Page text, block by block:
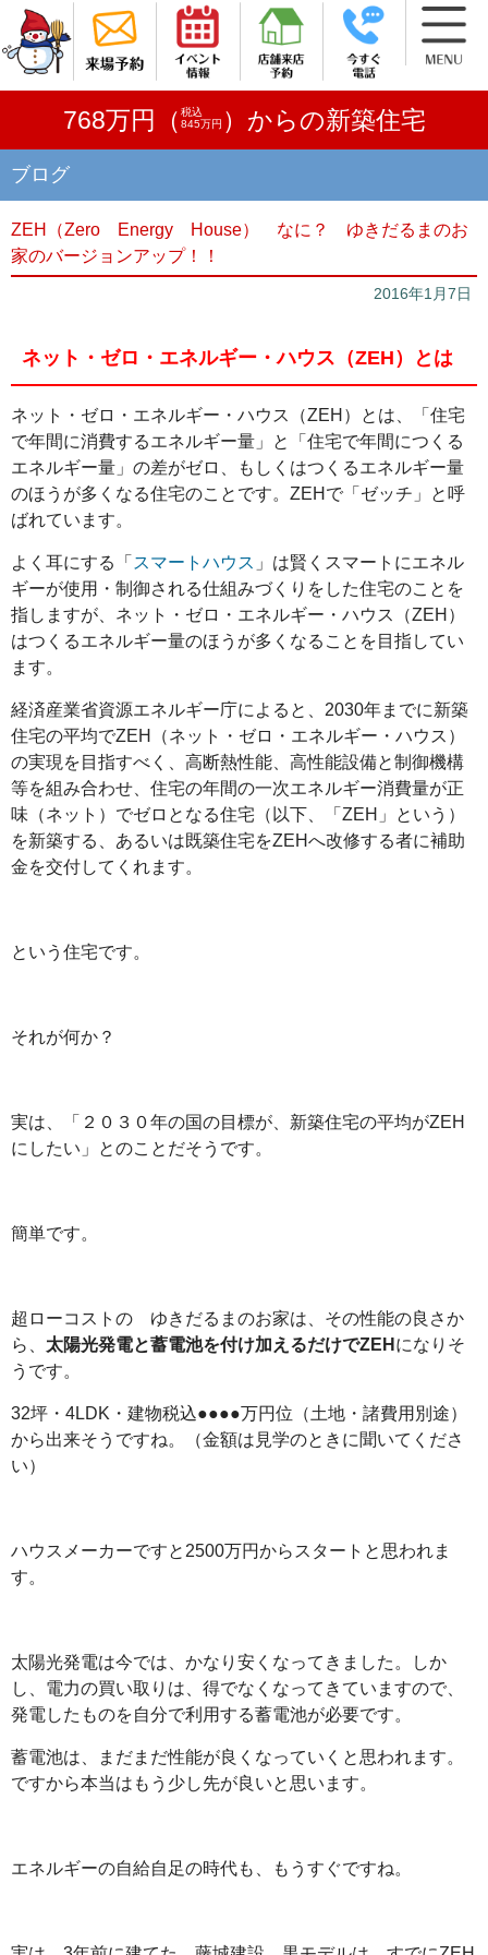
768万円（ 税込
845万円 ）からの新築住宅
ブログ
ZEH（Zero Energy House） なに？ ゆきだるまのお
家のバージョンアップ！！
2016年1月7日
ネット・ゼロ・エネルギー・ハウス（ZEH）とは
ネット・ゼロ・エネルギー・ハウス（ZEH）とは、
「住宅
で年間に消費するエネルギー量」と「住宅で年間につくる
エネルギー量」の差がゼロ、もしくはつくるエネルギー量
のほうが多くなる住宅のこと です。ZEHで「ゼッチ」と呼
ばれています。
よく耳にする「 スマートハウス 」は賢くスマートにエネル
ギーが使用・制御される仕組みづくりをした住宅のことを
指しますが、ネット・ゼロ・エネルギー・ハウス（ZEH）
はつくるエネルギー量のほうが多くなること を目指してい
ます。
経済産業省資源エネルギー庁によると、2030年までに新築
住宅の平均でZEH（ネット・ゼロ・エネルギー・ハウス）
の実現を目指すべく、高断熱性能、高性能設備と制御機構
等を組み合わせ、住宅の年間の一次エネルギー消費量が正
味（ネット）でゼロとなる住宅（以下、「ZEH」という）
を新築する、あるいは既築住宅をZEHへ改修する者に補助
金を交付してくれます。
という住宅です。
それが何か？
実は、「２０３０年の国の目標が、新築住宅の平均がZEH
にしたい」とのことだそうです。
簡単です。
超ローコストの ゆきだるまのお家は、その性能の良さか
ら、 太陽光発電と蓄電池を付け加えるだけでZEH になりそ
うです。
32坪・4LDK・建物税込●●●●万円位（土地・諸費用別途）
から出来そうですね。（金額は見学のときに聞いてくださ
い）
ハウスメーカーですと2500万円からスタートと思われま
す。
太陽光発電は今では、かなり安くなってきました。しか
し、電力の買い取りは、得でなくなってきていますので、
発電したものを自分で利用する蓄電池が必要です。
蓄電池は、まだまだ性能が良くなっていくと思われます。
ですから本当はもう少し先が良いと思います。
エネルギーの自給自足の時代も、もうすぐですね。